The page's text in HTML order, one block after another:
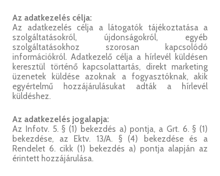
Az adatkezelés célja:
Az adatkezelés célja a látogatók tájékoztatása a
szolgáltatásokról, újdonságokról, egyéb
szolgáltatásokhoz szorosan kapcsolódó
információkról. Adatkezelő célja a hírlevél küldésen
keresztül történő kapcsolattartás, direkt marketing
üzenetek küldése azoknak a fogyasztóknak, akik
egyértelmű hozzájárulásukat adták a hírlevél
küldéshez.
Az adatkezelés jogalapja:
Az Infotv. 5. § (1) bekezdés a) pontja, a Grt. 6. § (1)
bekezdése, az Ektv. 13/A. § (4) bekezdése és a
Rendelet 6. cikk (1) bekezdés a) pontja alapján az
érintett hozzájárulása.